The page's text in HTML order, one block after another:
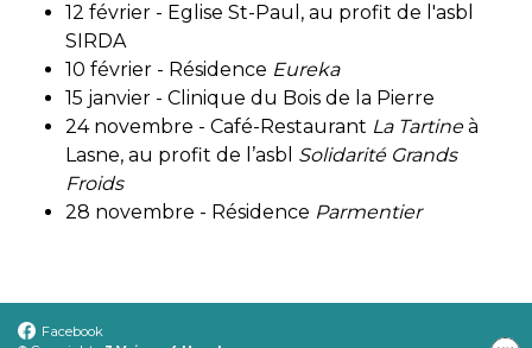
12 février - Eglise St-Paul, au profit de l'asbl
SIRDA
10 février - Résidence Eureka
15 janvier - Clinique du Bois de la Pierre
24 novembre - Café-Restaurant La Tartineà
Lasne, au profit de l’asbl Solidarité Grands
Froids
28 novembre - Résidence Parmentier
Facebook